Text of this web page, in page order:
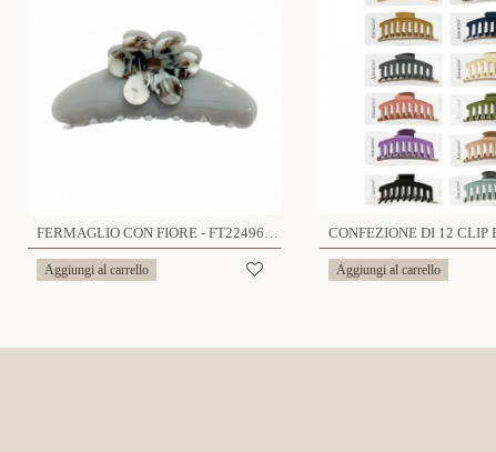
FERMAGLIO CON FIORE - FT22496D555
Aggiungi al carrello Aggiungi al carrello